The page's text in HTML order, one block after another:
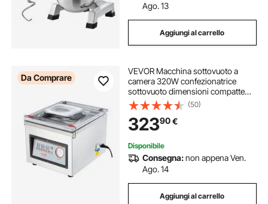
Ago. 13
Aggiungi al carrello
Da Comprare
VEVOR Macchina sottovuoto a
camera 320W confezionatrice
sottovuoto dimensioni compatte
320mm in cucina domestica e per
uso commerciale per alimenti
umidi, carni, marinate
(50)
32390€
Disponibile
Consegna:non appena Ven.
Ago. 14
Aggiungi al carrello